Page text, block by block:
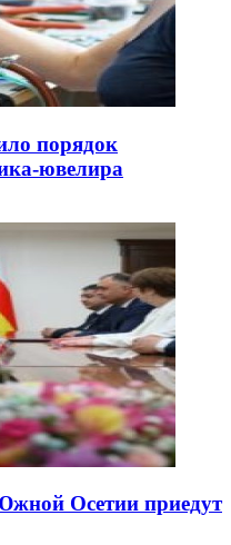
порядок
ювелира
Осетии приедут